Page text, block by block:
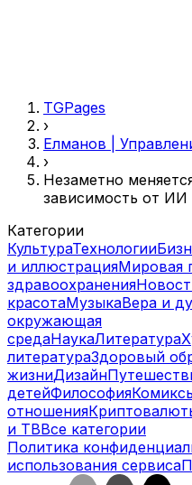
TGPages
›
Елманов |
›
Незаметно
зависимость от ИИ
Категории
КультураТехнологии
и иллюстрацияМировая
здравоохранения
красотаМузыкаВера и
окружающая
средаНаукаЛитература
литератураЗдоровый
жизниДизайн
детейФилософия
отношения
и ТВВсе категории
Политика
использования сервиса